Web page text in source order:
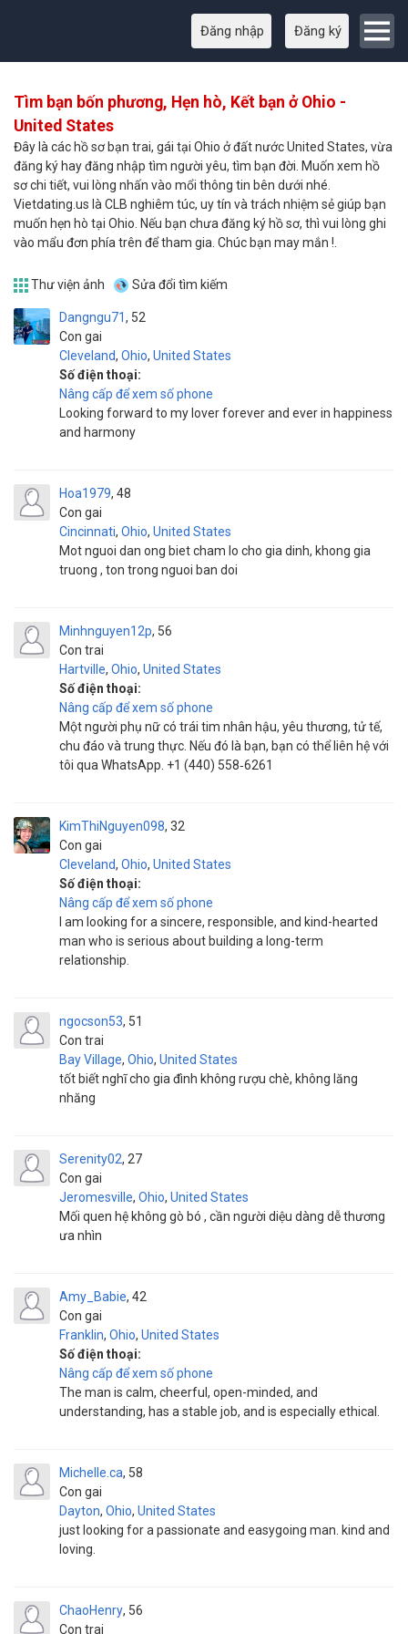
Đăng nhập Đăng ký
Tìm bạn bốn phương, Hẹn hò, Kết bạn ở Ohio -
United States
Đây là các hồ sơ bạn trai, gái tại Ohio ở đất nước United States, vừa
đăng ký hay đăng nhập tìm người yêu, tìm bạn đời. Muốn xem hồ
sơ chi tiết, vui lòng nhấn vào mổi thông tin bên dưới nhé.
Vietdating.us là CLB nghiêm túc, uy tín và trách nhiệm sẻ giúp bạn
muốn hẹn hò tại Ohio. Nếu bạn chưa đăng ký hồ sơ, thì vui lòng ghi
vào mẩu đơn phía trên để tham gia. Chúc bạn may mắn !.
Thư viện ảnh Sửa đổi tìm kiếm
Dangngu71
Con gai
52
Cleveland, Ohio, United States
Số điện thoại:
Nâng cấp để xem số phone
Looking forward to my lover forever and ever in happiness
and harmony
Hoa1979
Con gai
48
Cincinnati, Ohio, United States
Mot nguoi dan ong biet cham lo cho gia dinh, khong gia
truong , ton trong nguoi ban doi
Minhnguyen12p
Con trai
56
Hartville, Ohio, United States
Số điện thoại:
Nâng cấp để xem số phone
Một người phụ nữ có trái tim nhân hậu, yêu thương, tử tế,
chu đáo và trung thực. Nếu đó là bạn, bạn có thể liên hệ với
tôi qua WhatsApp. +1 (440) 558‑6261
KimThiNguyen098
Con gai
32
Cleveland, Ohio, United States
Số điện thoại:
Nâng cấp để xem số phone
I am looking for a sincere, responsible, and kind-hearted
man who is serious about building a long-term
relationship.
ngocson53
Con trai
51
Bay Village, Ohio, United States
tốt biết nghĩ cho gia đình không rượu chè, không lăng
nhăng
Serenity02
Con gai
27
Jeromesville, Ohio, United States
Mối quen hệ không gò bó , cần người diệu dàng dễ thương
ưa nhìn
Amy_Babie
Con gai
42
Franklin, Ohio, United States
Số điện thoại:
Nâng cấp để xem số phone
The man is calm, cheerful, open-minded, and
understanding, has a stable job, and is especially ethical.
Michelle.ca
Con gai
58
Dayton, Ohio, United States
just looking for a passionate and easygoing man. kind and
loving.
ChaoHenry
Con trai
56